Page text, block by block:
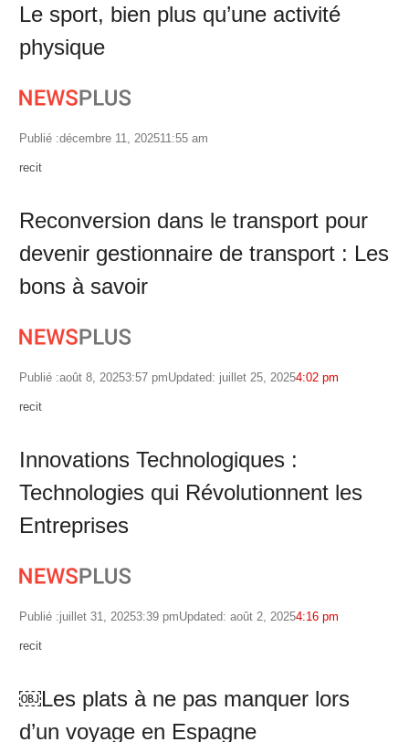
Le sport, bien plus qu’une activité
physique
Publié :décembre 11, 202511:55 am
Author
recit
Reconversion dans le transport pour
devenir gestionnaire de transport : Les
bons à savoir
Publié :août 8, 20253:57 pmUpdated: juillet 25, 20254:02 pm
Author
recit
Innovations Technologiques :
Technologies qui Révolutionnent les
Entreprises
Publié :juillet 31, 20253:39 pmUpdated: août 2, 20254:16 pm
Author
recit
￼Les plats à ne pas manquer lors
d’un voyage en Espagne